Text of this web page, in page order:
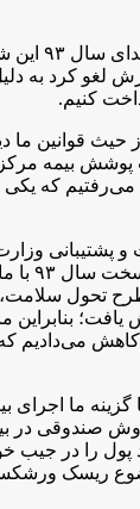
بطحایی
لغو کرد به
کنیم.
حیث قوانین ما
بیمه
که یکی
و پشتیبانی
این
طرح تحول
بنابراین ما
می‌دادیم که
ما اجرای
صندوقی در
پول را در جیب
ریسک